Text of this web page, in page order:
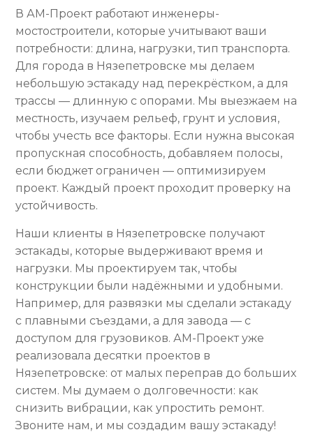
В АМ-Проект работают инженеры-
мостостроители, которые учитывают ваши
потребности: длина, нагрузки, тип транспорта.
Для города в Нязепетровске мы делаем
небольшую эстакаду над перекрёстком, а для
трассы — длинную с опорами. Мы выезжаем на
местность, изучаем рельеф, грунт и условия,
чтобы учесть все факторы. Если нужна высокая
пропускная способность, добавляем полосы,
если бюджет ограничен — оптимизируем
проект. Каждый проект проходит проверку на
устойчивость.
Наши клиенты в Нязепетровске получают
эстакады, которые выдерживают время и
нагрузки. Мы проектируем так, чтобы
конструкции были надёжными и удобными.
Например, для развязки мы сделали эстакаду
с плавными съездами, а для завода — с
доступом для грузовиков. АМ-Проект уже
реализовала десятки проектов в
Нязепетровске: от малых переправ до больших
систем. Мы думаем о долговечности: как
снизить вибрации, как упростить ремонт.
Звоните нам, и мы создадим вашу эстакаду!